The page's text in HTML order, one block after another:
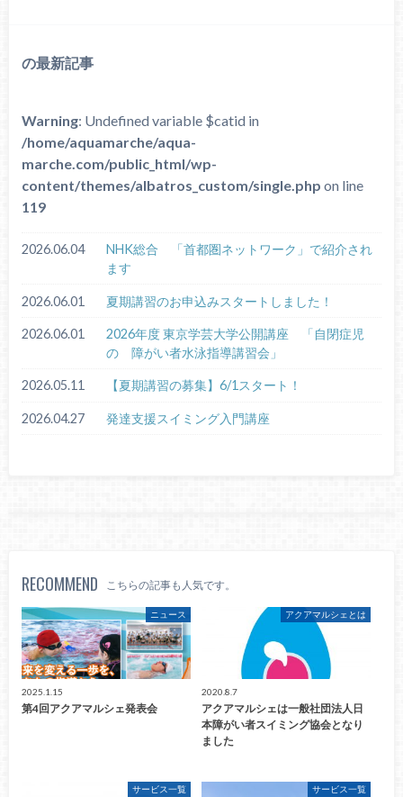
の最新記事
Warning: Undefined variable $catid in
/home/aquamarche/aqua-
marche.com/public_html/wp-
content/themes/albatros_custom/single.php on line
119
2026.06.04
NHK総合 「首都圏ネットワーク」で紹介され
ます
2026.06.01 夏期講習のお申込みスタートしました！
2026.06.01
2026年度 東京学芸大学公開講座 「自閉症児
の 障がい者水泳指導講習会」
2026.05.11 【夏期講習の募集】6/1スタート！
2026.04.27 発達支援スイミング入門講座
RECOMMEND こちらの記事も人気です。
ニュース
2025.1.15
第4回アクアマルシェ発表会
アクアマルシェとは
2020.8.7
アクアマルシェは一般社団法人日
本障がい者スイミング協会となり
ました
サービス一覧 サービス一覧